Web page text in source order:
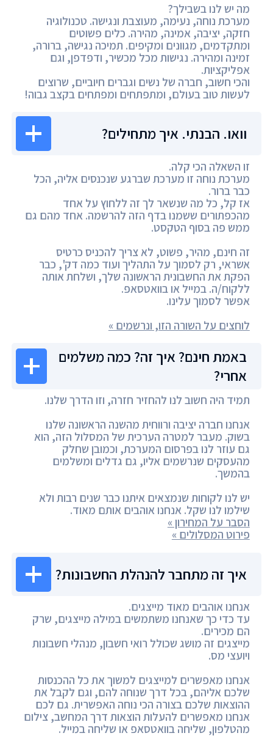
מה יש לנו בשבילך?
מערכת נוחה, נעימה, מעוצבת ונגישה. טכנולוגיה
חזקה, יציבה, אמינה, מהירה. כלים פשוטים
ומתקדמים, מגוונים ומקיפים. תמיכה נגישה, ברורה,
זמינה ומהירה. נגישות מכל מכשיר, ודפדפן, וגם
אפליקציות.
והכי חשוב, חברה של נשים וגברים חיוביים, שרוצים
לעשות טוב בעולם, ומתפתחים ומפתחים בקצב גבוה!
וואו. הבנתי. איך מתחילים?
זו השאלה הכי קלה.
מערכת נוחה זו מערכת שברגע שנכנסים אליה, הכל
כבר ברור.
אז קל, כל מה שנשאר לך זה ללחוץ על אחד
מהכפתורים ששמנו בדף הזה להרשמה. אחד מהם גם
ממש פה בסוף הטקסט.
זה חינם, מהיר, פשוט, לא צריך להכניס כרטיס
אשראי, רק לסמוך על התהליך ועוד כמה דק', כבר
הפקת את החשבונית הראשונה שלך, ושלחת אותה
ללקוח/ה. במייל או בוואטסאפ.
אפשר לסמוך עלינו.
לוחצים על השורה הזו, ונרשמים »
באמת חינם? איך זה? כמה משלמים
אחרי?
תמיד היה חשוב לנו להחזיר חזרה, וזו הדרך שלנו.
אנחנו חברה יציבה ורווחית מהשנה הראשונה שלנו
בשוק. מעבר למטרה הערכית של המסלול הזה, הוא
גם עוזר לנו בפרסום המערכת, וכמובן שחלק
מהעסקים שנרשמים אליו, גם גדלים ומשלמים
בהמשך.
יש לנו לקוחות שנמצאים איתנו כבר שנים רבות ולא
שילמו לנו שקל. אנחנו אוהבים אותם מאוד.
הסבר על המחירון »
פירוט המסלולים »
איך זה מתחבר להנהלת החשבונות?
אנחנו אוהבים מאוד מייצגים.
עד כדי כך שאנחנו משתמשים במילה מייצגים, שרק
הם מכירים.
מייצגים זה מושג שכולל רואי חשבון, מנהלי חשבונות
ויועצי מס.
אנחנו מאפשרים למייצגים למשוך את כל ההכנסות
שלכם אליהם, בכל דרך שנוחה להם, וגם לקבל את
ההוצאות שלכם בצורה הכי נוחה האפשרית. גם לכם
אנחנו מאפשרים להעלות הוצאות דרך המחשב, צילום
מהטלפון, שליחה בוואטסאפ או שליחה במייל.